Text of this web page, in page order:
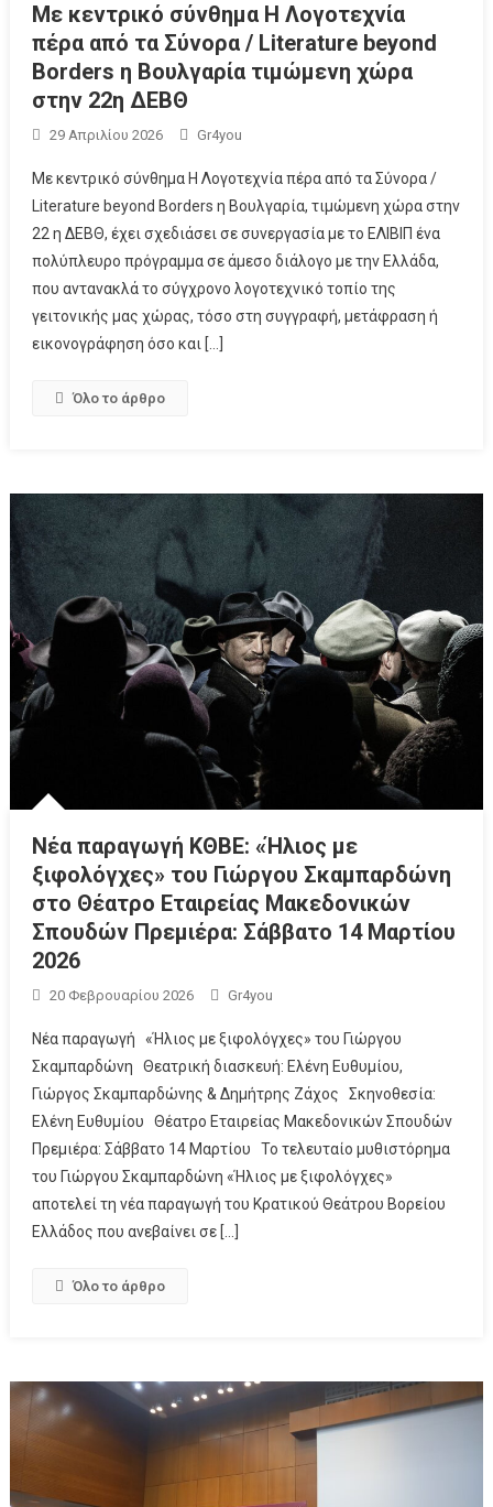
Με κεντρικό σύνθημα Η Λογοτεχνία
πέρα από τα Σύνορα / Literature beyond
Borders η Βουλγαρία τιμώμενη χώρα
στην 22η ΔΕΒΘ
29 Απριλίου 2026 Gr4you
Με κεντρικό σύνθημα Η Λογοτεχνία πέρα από τα Σύνορα /
Literature beyond Borders η Βουλγαρία, τιμώμενη χώρα στην
22 η ΔΕΒΘ, έχει σχεδιάσει σε συνεργασία με το ΕΛΙΒΙΠ ένα
πολύπλευρο πρόγραμμα σε άμεσο διάλογο με την Ελλάδα,
που αντανακλά το σύγχρονο λογοτεχνικό τοπίο της
γειτονικής μας χώρας, τόσο στη συγγραφή, μετάφραση ή
εικονογράφηση όσο και […]
Όλο το άρθρο
Νέα παραγωγή ΚΘΒΕ: «Ήλιος με
ξιφολόγχες» του Γιώργου Σκαμπαρδώνη
στο Θέατρο Εταιρείας Μακεδονικών
Σπουδών Πρεμιέρα: Σάββατο 14 Μαρτίου
2026
20 Φεβρουαρίου 2026 Gr4you
Νέα παραγωγή «Ήλιος με ξιφολόγχες» του Γιώργου
Σκαμπαρδώνη Θεατρική διασκευή: Ελένη Ευθυμίου,
Γιώργος Σκαμπαρδώνης & Δημήτρης Ζάχος Σκηνοθεσία:
Ελένη Ευθυμίου Θέατρο Εταιρείας Μακεδονικών Σπουδών
Πρεμιέρα: Σάββατο 14 Μαρτίου Το τελευταίο μυθιστόρημα
του Γιώργου Σκαμπαρδώνη «Ήλιος με ξιφολόγχες»
αποτελεί τη νέα παραγωγή του Κρατικού Θεάτρου Βορείου
Ελλάδος που ανεβαίνει σε […]
Όλο το άρθρο